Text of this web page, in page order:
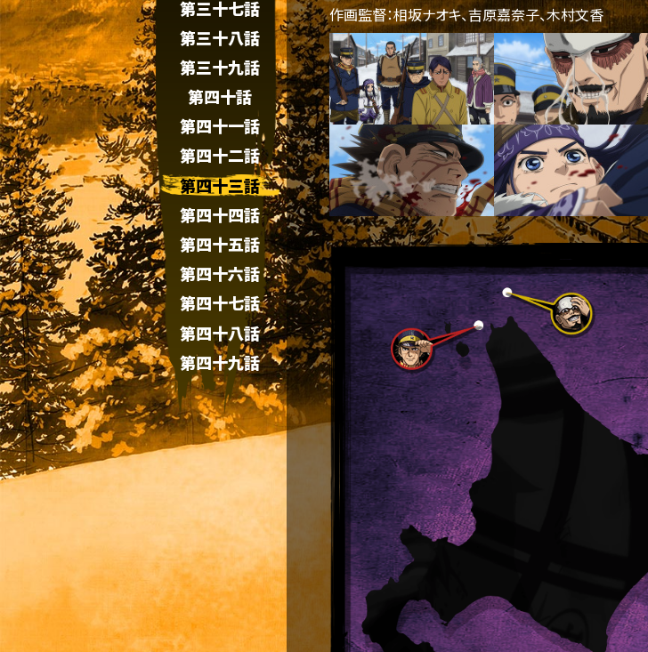
作画監督：相坂ナオキ、吉原嘉奈子、木村文香
第三十七話
第三十八話
第三十九話
第四十話
第四十一話
第四十二話
第四十三話
第四十四話
第四十五話
第四十六話
第四十七話
第四十八話
第四十九話